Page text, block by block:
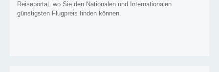
Reiseportal, wo Sie den Nationalen und Internationalen
günstigsten Flugpreis finden können.